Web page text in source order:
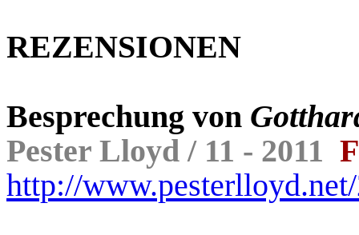
REZENSIONEN
Besprechung von
Pester Lloyd / 11 - 2011
http://